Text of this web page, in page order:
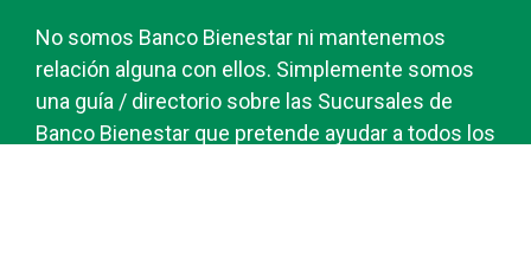
No somos Banco Bienestar ni mantenemos
relación alguna con ellos. Simplemente somos
una guía / directorio sobre las Sucursales de
Banco Bienestar que pretende ayudar a todos los